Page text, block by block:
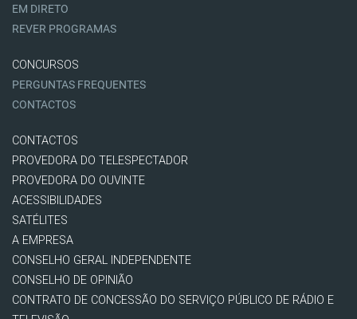
EM DIRETO
REVER PROGRAMAS
CONCURSOS
PERGUNTAS FREQUENTES
CONTACTOS
CONTACTOS
PROVEDORA DO TELESPECTADOR
PROVEDORA DO OUVINTE
ACESSIBILIDADES
SATÉLITES
A EMPRESA
CONSELHO GERAL INDEPENDENTE
CONSELHO DE OPINIÃO
CONTRATO DE CONCESSÃO DO SERVIÇO PÚBLICO DE RÁDIO E